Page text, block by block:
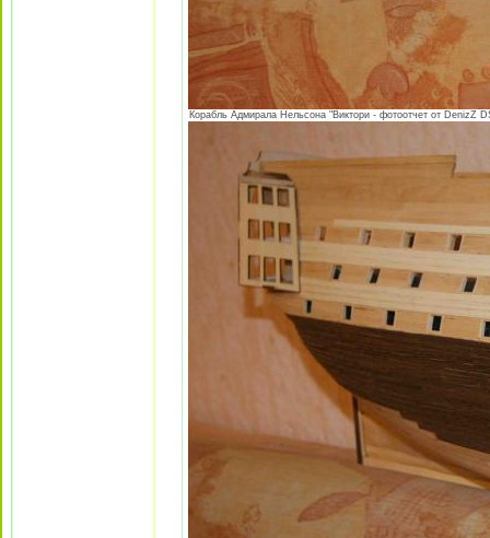
Корабль Адмирала Нельсона "Виктори - фотоотчет от DenizZ